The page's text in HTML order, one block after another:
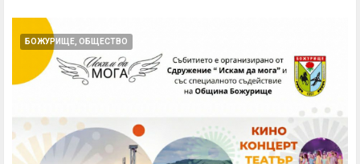
БОЖУРИЩЕ, ОБЩЕСТВО